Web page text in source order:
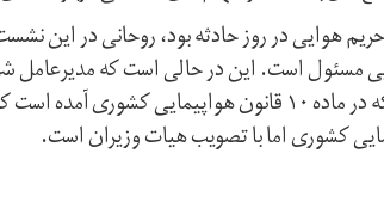
هوایی در روز حادثه بود، روحانی در
مسئول است. این در حالی است که مدیر‌عامل
را از اساس نادرست خواند، چرا که در ماده ۱۰ قانون
کشوری اما با تصویب هیات وزیران است.